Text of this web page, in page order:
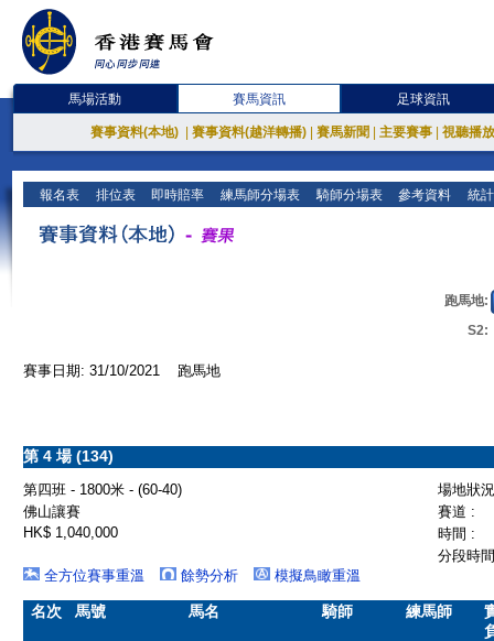
馬場活動 賽馬資訊 足球資訊
賽事資料(本地) 賽事資料(越洋轉播) 賽馬新聞 主要賽事 視聽播
報名表 排位表 即時賠率 練馬師分場表 騎師分場表 參考資料 統
跑馬地:
S2:
賽事日期: 31/10/2021 跑馬地
第 4 場 (134)
第四班 - 1800米 - (60-40)
場地狀
佛山讓賽
賽道 :
HK$ 1,040,000
時間 :
分段時
全方位賽事重溫
餘勢分析 模擬鳥瞰重溫
名次 馬號 馬名 騎師 練馬師